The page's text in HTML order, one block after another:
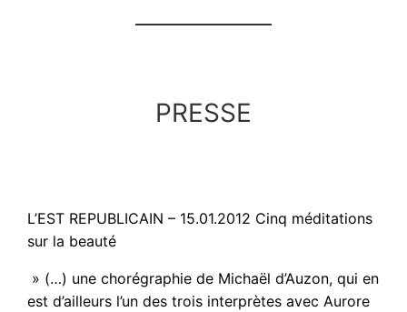
PRESSE
L’EST REPUBLICAIN – 15.01.2012 Cinq méditations
sur la beauté
» (…) une chorégraphie de Michaël d’Auzon, qui en
est d’ailleurs l’un des trois interprètes avec Aurore